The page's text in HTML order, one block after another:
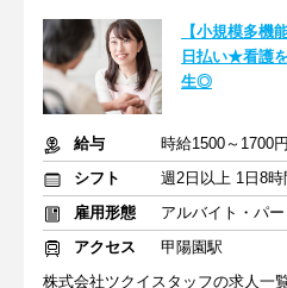
【小規模多機
日払い★看護
生◎
給与
時給1500～1700
シフト
週2日以上 1日8
雇用形態
アルバイト・パー
アクセス
甲陽園駅
株式会社ツクイスタッフの求人一